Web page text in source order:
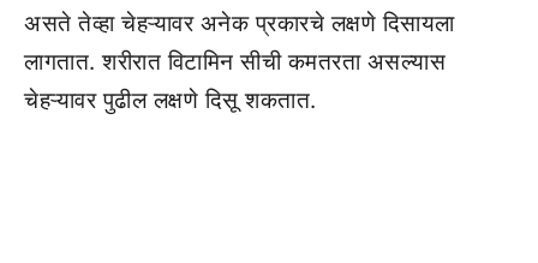
असते तेव्हा चेहऱ्यावर अनेक प्रकारचे लक्षणे दिसायला
लागतात. शरीरात विटामिन सीची कमतरता असल्यास
चेहऱ्यावर पुढील लक्षणे दिसू शकतात.